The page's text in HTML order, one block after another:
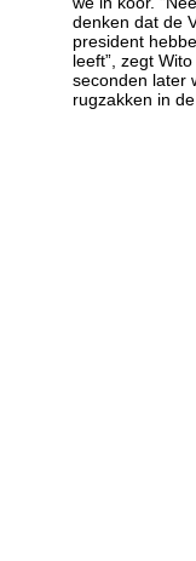
denken dat de
president
leeft”, zegt
seconden later
rugzakken in